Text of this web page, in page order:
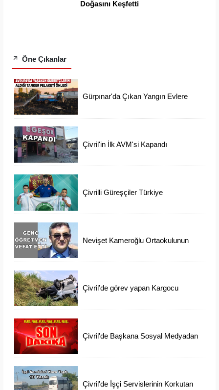
Doğasını Keşfetti
Öne Çıkanlar
Gürpınar'da Çıkan Yangın Evlere
Çivril'in İlk AVM'si Kapandı
Çivrilli Güreşçiler Türkiye
Nevişet Kameroğlu Ortaokulunun
Çivril’de görev yapan Kargocu
Çivril'de Başkana Sosyal Medyadan
Çivril'de İşçi Servislerinin Korkutan